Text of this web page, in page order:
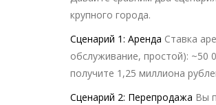
крупного города.
Сценарий 1: Аренда Ставка
обслуживание, простой): ~50
получите 1,25 миллиона
Сценарий 2: Перепродажа Вы